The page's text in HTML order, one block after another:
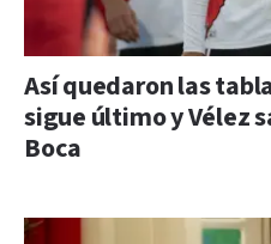
Así quedaron las
sigue último y Vélez
Boca